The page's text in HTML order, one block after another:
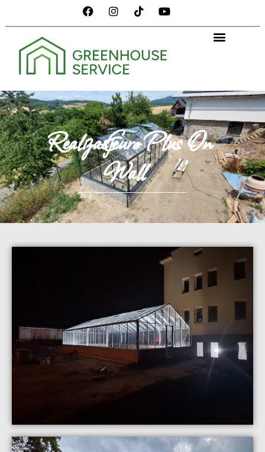
Realizacje
-Euro Plus On
Wall
SZKLARNIA EURO PLUS ON
listopad 2024
zobacz galerię